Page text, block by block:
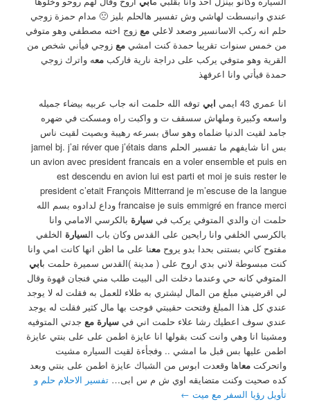
عندي وانبسطت لهاشي وش تفسير هالحلم بليز 🙁 مدام حمزة زوجي
حلم انه ركب الاسانسير وصعد لاعليمع زوج اخته مصطفي وهو متوفي
من خمس سنوات تقريبا حمدة كنت امشيمع زوجي فيأني شخص من
القرية وهو متوفي يركب على دراجة نارية فاركبمعه واترك زوجي
حمدة فيأتي وانا اعرفهذ
انا عمري 43 ايمي ابي توفه الله حلمت انه جاب عربيه بيضاء جميله
واسعه وكبيرة وملهاش سسقف ت و واكبت راه ومسكت في ضهره
جامد لقيت الدنيا ضلماه وهو ساق بسرعه رهيبة وبصيت لقيت ناس
بس انا شايفهم ما تفسير الحلم jamel bj. j’ai réver que j’étais dans
un avion avec president francais en a voler ensemble et puis en
est descendu en avion lui est parti et moi je suis rester le
president c’etait François Mitterrand je m’escuse de la langue
francaise je suis emmigré en france merci وداع لدادوه بسم الله
حلمت ان والدي المتوفي يركب فيسيارة بالكرسي الامامي وانا
بالكرسي الخلفي وانا رايحين على القدس وكان باب السيارة الخلفي
مفتوح كاني بستنى بحدا بدو يروحمعنا على ما اظن انها كانت امي وانا
كنت مبسوطة لاني بدي اروح على ( مدينة )القدس سميرة حلمت بابي
المتوفي كانه حي وعندما دخلت الى البيت طلب مني فنجان قهوة وقال
لي اقرضيني مبلغ من المال ليشتري به طلاء للعمل به فقلت له لا يوجد
عندي كل هذا المبلغ وفتحت حقيبتي فوجت بها مال كثير فقلت له يوجد
عندي سوف اعطيك رشا علاء حلمت اني فيسيارة مع جدتي المتوفيه
ومشينا انا وهي وانت كنت بقولها انا عايزة اطمن على على بنتي عايزة
اطمن عليها بس قبل ما امشي .. وفجأءة لقيت السياره مشيت
واتحركتمعاها وقعدت ابوس من الشباك عايزة اطمن على بنتي وبعد
كده صحيت وكنت متضايقه اوي ش م س ابى…تفسير الاحلام حلم و
تأويل رؤيا السفر مع ميت ←